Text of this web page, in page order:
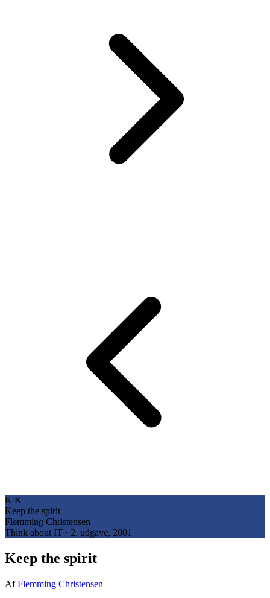
K K
Keep the spirit
Flemming Christensen
Think about IT · 2. udgave, 2001
Keep the spirit
AfFlemming Christensen